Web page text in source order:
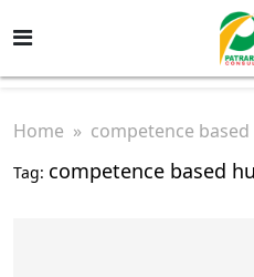
Home » competence
Tag: competence based